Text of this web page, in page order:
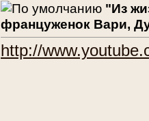
"Из
француженок Вари,
http://